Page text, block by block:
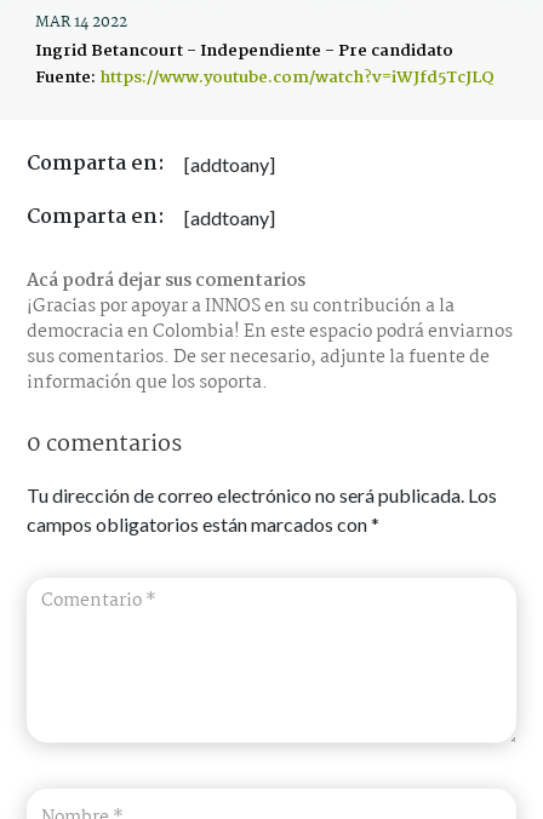
MAR 14 2022
Ingrid Betancourt - Independiente - Pre candidato
Fuente: https://www.youtube.com/watch?v=iWJfd5TcJLQ
Comparta en: [addtoany]
Comparta en: [addtoany]
Acá podrá dejar sus comentarios
¡Gracias por apoyar a INNOS en su contribución a la
democracia en Colombia! En este espacio podrá enviarnos
sus comentarios. De ser necesario, adjunte la fuente de
información que los soporta.
0 comentarios
Tu dirección de correo electrónico no será publicada. Los
campos obligatorios están marcados con*